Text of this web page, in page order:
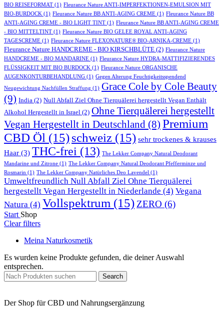
BIO REISEFORMAT (1) Fleurance Nature ANTI-IMPERFEKTIONEN-EMULSION MIT
BIO-BURDOCK (1) Fleurance Nature BB ANTI-AGING CREME (1) Fleurance Nature BB
ANTI-AGING CREME - BIO LIGHT TINT (1) Fleurance Nature BB ANTI-AGING CREME
- BIO MITTELTINT (1) Fleurance Nature BIO GELEE ROYAL ANTI-AGING
TAGESCREME (1) Fleurance Nature FLEXONATURE® BIO-ARNIKA-CREME (1)
Fleurance Nature HANDCREME - BIO KIRSCHBLÜTE (2) Fleurance Nature
HANDCREME - BIO MANDARINE (1) Fleurance Nature HYDRA-MATTIFIZIERENDES
FLÜSSIGKEIT MIT BIO BURDOCK (1) Fleurance Nature ORGANISCHE
AUGENKONTURBEHANDLUNG (1) Gegen Alterung Feuchtigkeitsspendend
Neugewichtung Nachfüllen Straffung (1) Grace Cole by Cole Beauty
(9) India (2) Null Abfall Ziel Ohne Tierquälerei hergestellt Vegan Enthält
Alkohol Hergestellt in Israel (2) Ohne Tierquälerei hergestellt
Vegan Hergestellt in Deutschland (8) Premium
CBD Öl (15)schweiz (15) sehr trockenes & krauses
Haar (3) THC-frei (13) The Lekker Company Natural Deodorant
Mandarine und Zitrone (1) The Lekker Company Natural Deodorant Pfefferminze und
Rosmarin (1) The Lekker Company Natürliches Deo Lavendel (1)
Umweltfreundlich Null Abfall Ziel Ohne Tierquälerei
hergestellt Vegan Hergestellt in Niederlande (4) Vegana
Natura (4) Vollspektrum (15) ZERO (6)
Start Shop
Clear filters
Meina Naturkosmetik
Es wurden keine Produkte gefunden, die deiner Auswahl
entsprechen.
Search
Der Shop für CBD und Nahrungsergänzung